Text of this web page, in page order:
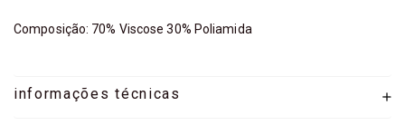
Composição: 70% Viscose 30% Poliamida
informações técnicas